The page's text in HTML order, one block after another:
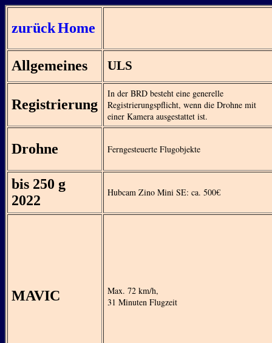
zurückHome
Allgemeines ULS
Registrierung
In der BRD besteht eine generelle
Registrierungspflicht, wenn die Drohne mit
einer Kamera ausgestattet ist.
Drohne Ferngesteuerte Flugobjekte
bis 250 g
2022
Hubcam Zino Mini SE: ca. 500€
MAVIC
Max. 72 km/h,
31 Minuten Flugzeit